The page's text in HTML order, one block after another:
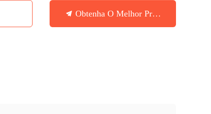
Obtenha O Melhor Preço